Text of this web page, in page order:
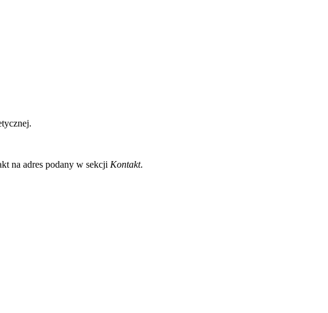
na adres podany w sekcji Kontakt.